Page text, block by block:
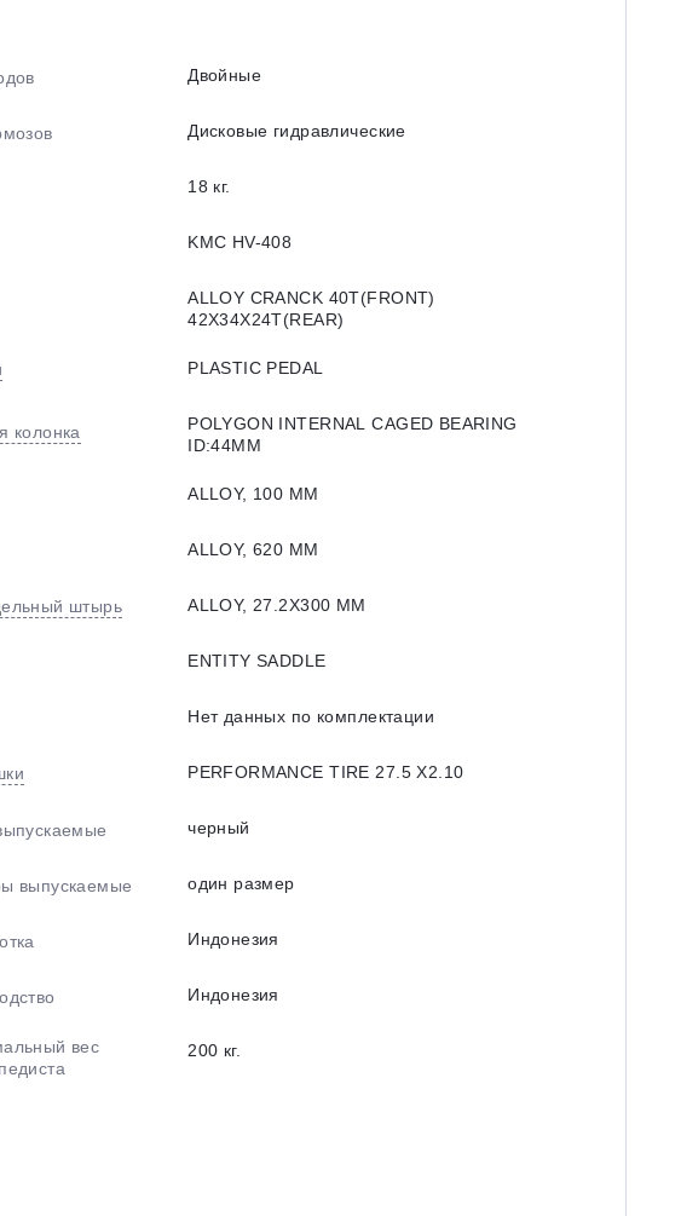
Двойные
Дисковые гидравлические
18 кг.
KMC HV-408
ALLOY CRANCK 40T(FRONT)
42X34X24T(REAR)
PLASTIC PEDAL
колонка
POLYGON INTERNAL CAGED BEARING
ID:44MM
ALLOY, 100 MM
ALLOY, 620 MM
штырь ALLOY, 27.2X300 MM
ENTITY SADDLE
Нет данных по комплектации
PERFORMANCE TIRE 27.5 X2.10
черный
выпускаемые один размер
Индонезия
Индонезия
вес
200 кг.